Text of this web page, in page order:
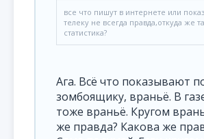
все что пишут в интернете или
телеку не всегда правда,откуда же
статистика?
Ага. Всё что показывают
зомбоящику, враньё. В
тоже враньё. Кругом
же правда? Какова же